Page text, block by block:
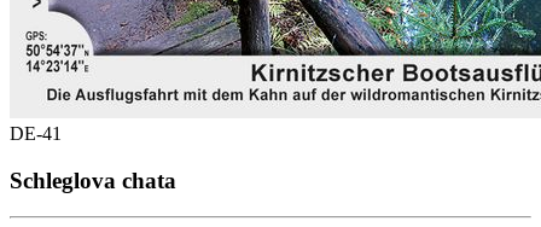
DE-41
Schleglova chata